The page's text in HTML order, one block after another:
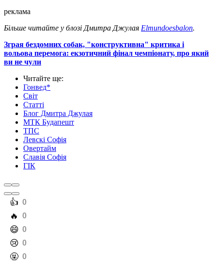
реклама
Більше читайте у блозі Дмитра Джулая Elmundoesbalon.
Зграя бездомних собак, "конструктивна" критика і
вольова перемога: екзотичний фінал чемпіонату, про який
ви не чули
Читайте ще:
Гонвед*
Світ
Статті
Блог Дмитра Джулая
МТК Будапешт
ТПС
Левскі Софія
Овертайм
Славія Софія
ГІК
️👍 0
️🔥 0
️😄 0
️😢 0
️🤬 0